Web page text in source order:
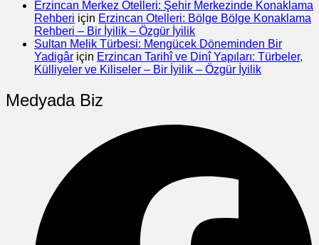
Erzincan Merkez Otelleri: Şehir Merkezinde Konaklama
Rehberi için Erzincan Otelleri: Bölge Bölge Konaklama
Rehberi – Bir İyilik – Özgür İyilik
Sultan Melik Türbesi: Mengücek Döneminden Bir
Yadigâr için Erzincan Tarihî ve Dinî Yapıları: Türbeler,
Külliyeler ve Kiliseler – Bir İyilik – Özgür İyilik
Medyada Biz